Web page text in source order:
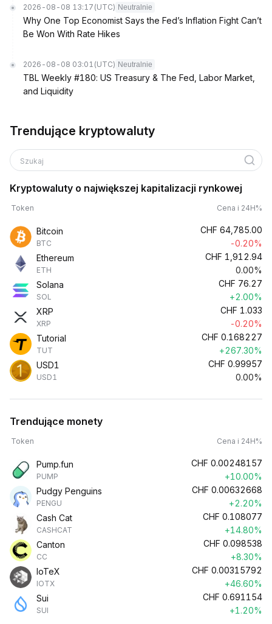
2026-08-08 13:17 (UTC) Neutralnie
Why One Top Economist Says the Fed’s Inflation Fight Can’t
Be Won With Rate Hikes
2026-08-08 03:01 (UTC) Neutralnie
TBL Weekly #180: US Treasury & The Fed, Labor Market,
and Liquidity
Trendujące kryptowaluty
Szukaj
Kryptowaluty o największej kapitalizacji rynkowej
Token Cena i 24H%
Bitcoin
BTC
CHF 64,785.00
-0.20%
Ethereum
ETH
CHF 1,912.94
0.00%
Solana
SOL
CHF 76.27
+2.00%
XRP
XRP
CHF 1.033
-0.20%
Tutorial
TUT
CHF 0.168227
+267.30%
USD1
USD1
CHF 0.99957
0.00%
Trendujące monety
Token Cena i 24H%
Pump.fun
PUMP
CHF 0.00248157
+10.00%
Pudgy Penguins
PENGU
CHF 0.00632668
+2.20%
Cash Cat
CASHCAT
CHF 0.108077
+14.80%
Canton
CC
CHF 0.098538
+8.30%
IoTeX
IOTX
CHF 0.00315792
+46.60%
Sui
SUI
CHF 0.691154
+1.20%